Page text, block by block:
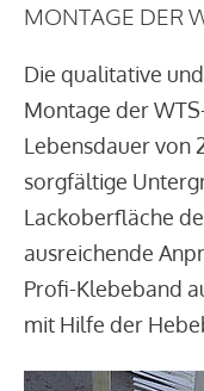
MONTAGE DER
Die qualitative
Montage der
Lebensdauer von
sorgfältige
Lackoberfläche
ausreichende
Profi-Klebeband
mit Hilfe der